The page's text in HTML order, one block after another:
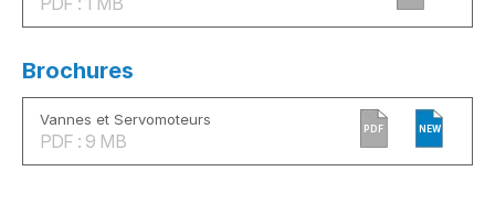
Brochures
Vannes et Servomoteurs
PDF : 9 MB
PDF NEW